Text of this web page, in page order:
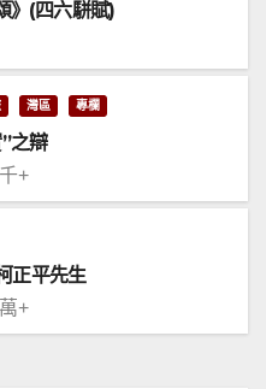
》(四六駢賦)
灣區 專欄
之辯
+
正平先生
+